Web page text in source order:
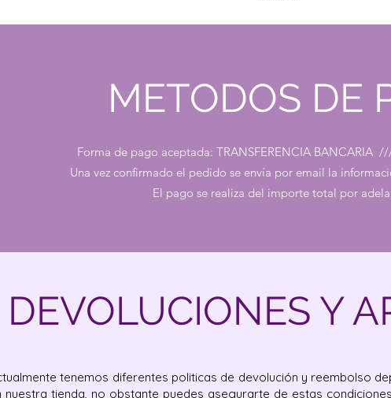
METODOS DE
Forma de pago aceptada: TRANSFERENCIA BANCARIA
Una vez confirmado el pedido se envía por email la
El pago se realiza del importe total por
DEVOLUCIONES Y
tenemos diferentes politicas de devolución y reembolso
nuestra tienda, no obstante puedes asegurarte de estas